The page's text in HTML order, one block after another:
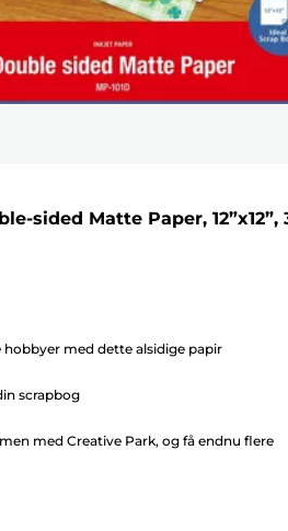
sided Matte Paper, 12”x12”,
hobbyer med dette alsidige papir
scrapbog
med Creative Park, og få endnu flere